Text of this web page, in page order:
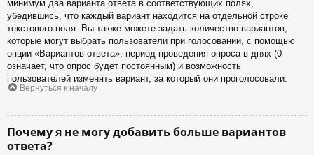
минимум два варианта ответа в соответствующих полях,
убедившись, что каждый вариант находится на отдельной строке
текстового поля. Вы также можете задать количество вариантов,
которые могут выбрать пользователи при голосовании, с помощью
опции «Вариантов ответа», период проведения опроса в днях (0
означает, что опрос будет постоянным) и возможность
пользователей изменять вариант, за который они проголосовали.
Вернуться к началу
Почему я не могу добавить больше вариантов
ответа?